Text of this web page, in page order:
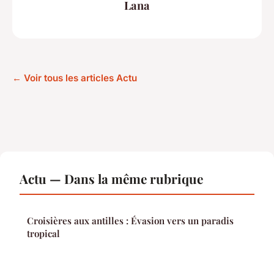
Lana
← Voir tous les articles Actu
Actu — Dans la même rubrique
Croisières aux antilles : Évasion vers un paradis
tropical